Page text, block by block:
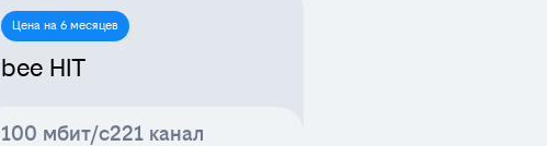
Цена на 6 месяцев
bee HIT
100 мбит/с221 канал